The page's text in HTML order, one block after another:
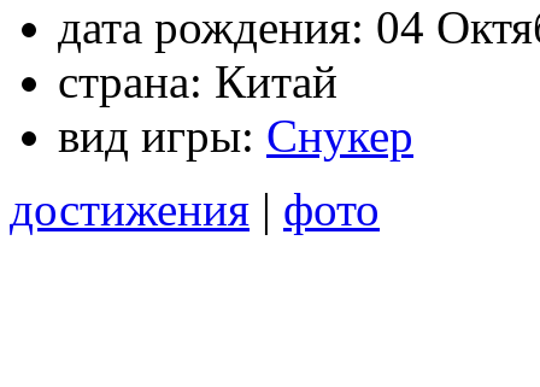
дата рождения: 04
страна: Китай
вид игры: Снукер
достижения | фото